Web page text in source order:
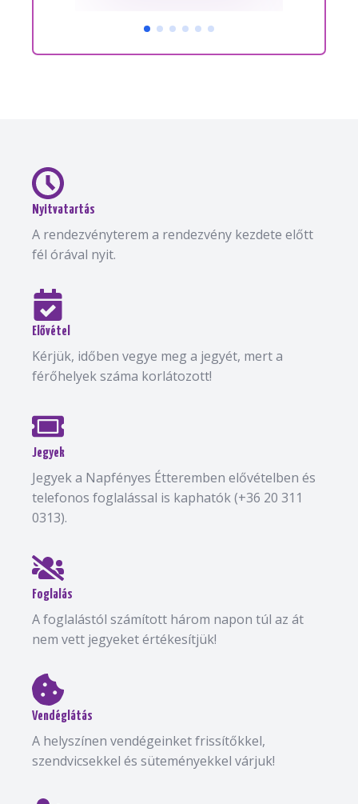
Nyitvatartás
A rendezvényterem a rendezvény kezdete előtt
fél órával nyit.
Elővétel
Kérjük, időben vegye meg a jegyét, mert a
férőhelyek száma korlátozott!
Jegyek
Jegyek a Napfényes Étteremben elővételben és
telefonos foglalással is kaphatók (+36 20 311
0313).
Foglalás
A foglalástól számított három napon túl az át
nem vett jegyeket értékesítjük!
Vendéglátás
A helyszínen vendégeinket frissítőkkel,
szendvicsekkel és süteményekkel várjuk!